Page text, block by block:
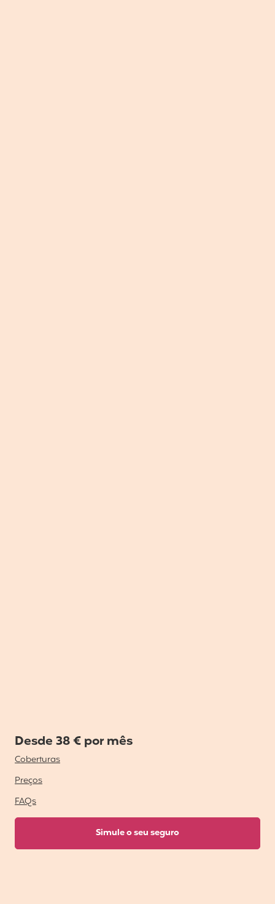
Desde 38 € por mês
Coberturas
Preços
FAQs
Simule o seu seguro